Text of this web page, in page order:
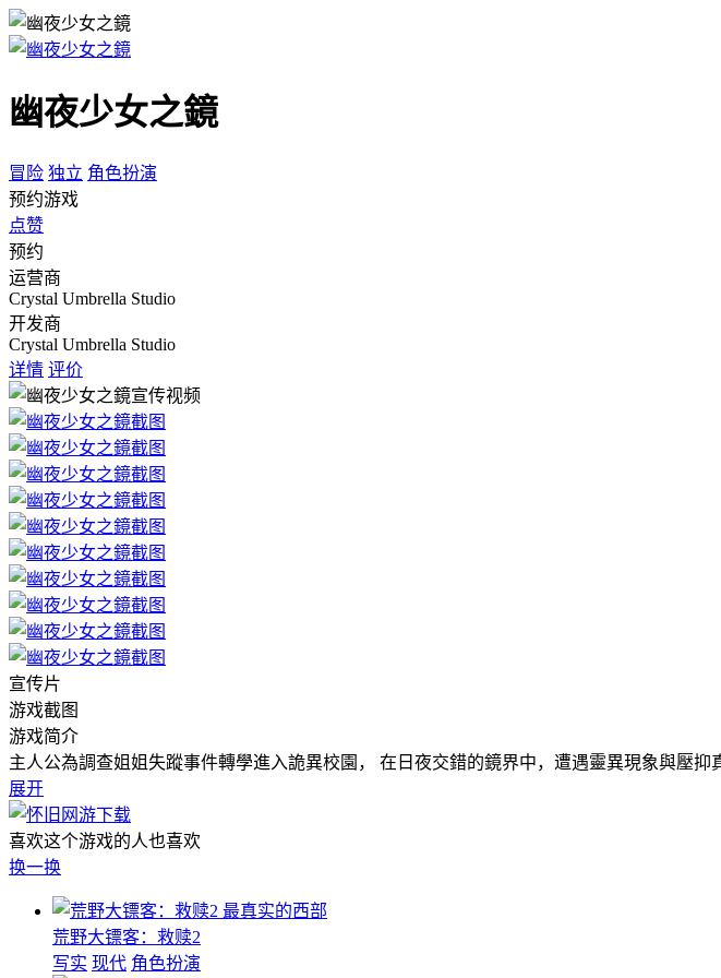
幽夜少女之鏡
冒险 独立 角色扮演
预约游戏
点赞
预约
运营商
Crystal Umbrella Studio
开发商
Crystal Umbrella Studio
详情 评价
宣传片
游戏截图
游戏简介
主人公為調查姐姐失蹤事件轉學進入詭異校園， 在日夜交錯的鏡界中，遭遇靈異現象與壓
展开
喜欢这个游戏的人也喜欢
换一换
最真实的西部
荒野大镖客：救赎2
写实 现代 角色扮演